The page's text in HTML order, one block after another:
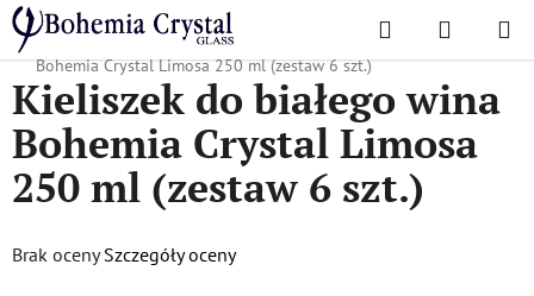
Przejść
do
treści
Szukaj KOSZYK
Home
/ Popularne kolekcje / Limuzyny
Kieliszek do białego wina
Bohemia Crystal Limosa 250 ml (zestaw 6 szt.)
Kieliszek do białego wina
Bohemia Crystal Limosa
250 ml (zestaw 6 szt.)
Średnia
Brak oceny Szczegóły oceny